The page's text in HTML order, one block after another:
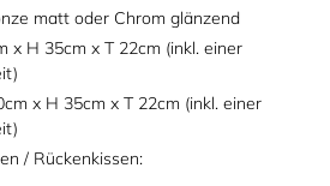
matt oder Chrom glänzend
x H 35cm x T 22cm (inkl. einer
x H 35cm x T 22cm (inkl. einer
/ Rückenkissen: